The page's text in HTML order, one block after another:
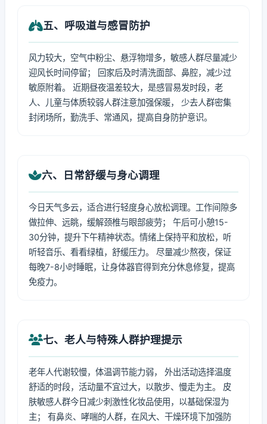
五、呼吸道与感冒防护
风力较大，空气中粉尘、悬浮物增多，敏感人群尽量减少
迎风长时间停留； 回家后及时清洗面部、鼻腔，减少过
敏原附着。 近期昼夜温差较大，是感冒易发时段，老
人、儿童与体质较弱人群注意加强保暖， 少去人群密集
封闭场所，勤洗手、常通风，提高自身防护意识。
六、日常舒缓与身心调理
今日天气多云，适合进行轻度身心放松调理。工作间隙多
做拉伸、远眺，缓解颈椎与眼部疲劳； 午后可小憩15-
30分钟，提升下午精神状态。情绪上保持平和放松，听
听轻音乐、看看绿植，舒缓压力。 尽量减少熬夜，保证
每晚7-8小时睡眠，让身体器官得到充分休息修复，提高
免疫力。
七、老人与特殊人群护理提示
老年人代谢较慢，体温调节能力弱， 外出活动选择温度
舒适的时段，活动量不宜过大，以散步、慢走为主。 皮
肤敏感人群今日减少刺激性化妆品使用，以基础保湿为
主； 有鼻炎、哮喘的人群，在风大、干燥环境下加强防